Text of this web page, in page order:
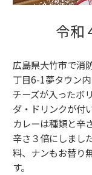
令和
広島県大竹市で消
丁目6-1夢タウン内
チーズが入ったボ
ダ・ドリンクが付
カレーは種類と辛
辛さ３倍にしまし
料、ナンもお替り
す。